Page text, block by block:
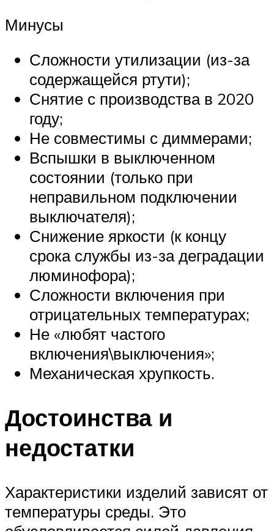
Минусы
Сложности утилизации (из-за
содержащейся ртути);
Снятие с производства в 2020
году;
Не совместимы с диммерами;
Вспышки в выключенном
состоянии (только при
неправильном подключении
выключателя);
Снижение яркости (к концу
срока службы из-за деградации
люминофора);
Сложности включения при
отрицательных температурах;
Не «любят частого
включения\выключения»;
Механическая хрупкость.
Достоинства и
недостатки
Характеристики изделий зависят от
температуры среды. Это